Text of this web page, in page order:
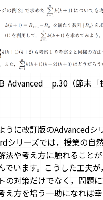
Advanced p.30（節末「
うに改訂版のAdvancedシ
シリーズでは，授業の自然
法や考え方に触れること
でいます。こうした工夫
の対策だけでなく，問題
え方を培う一助になれば幸